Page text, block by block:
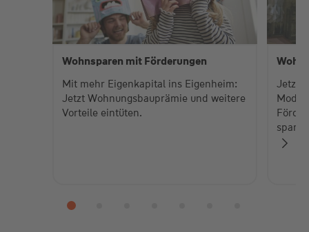
Wohnsparen mit Förderungen
Mit mehr Eigenkapital ins Eigenheim:
Jetzt Wohnungsbauprämie und weitere
Vorteile eintüten.
Jetzt